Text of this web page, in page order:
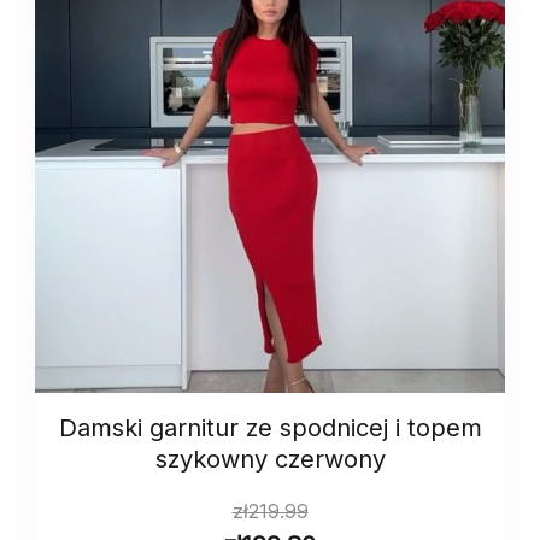
Damski garnitur ze spodnicej i topem
szykowny czerwony
zł219.99